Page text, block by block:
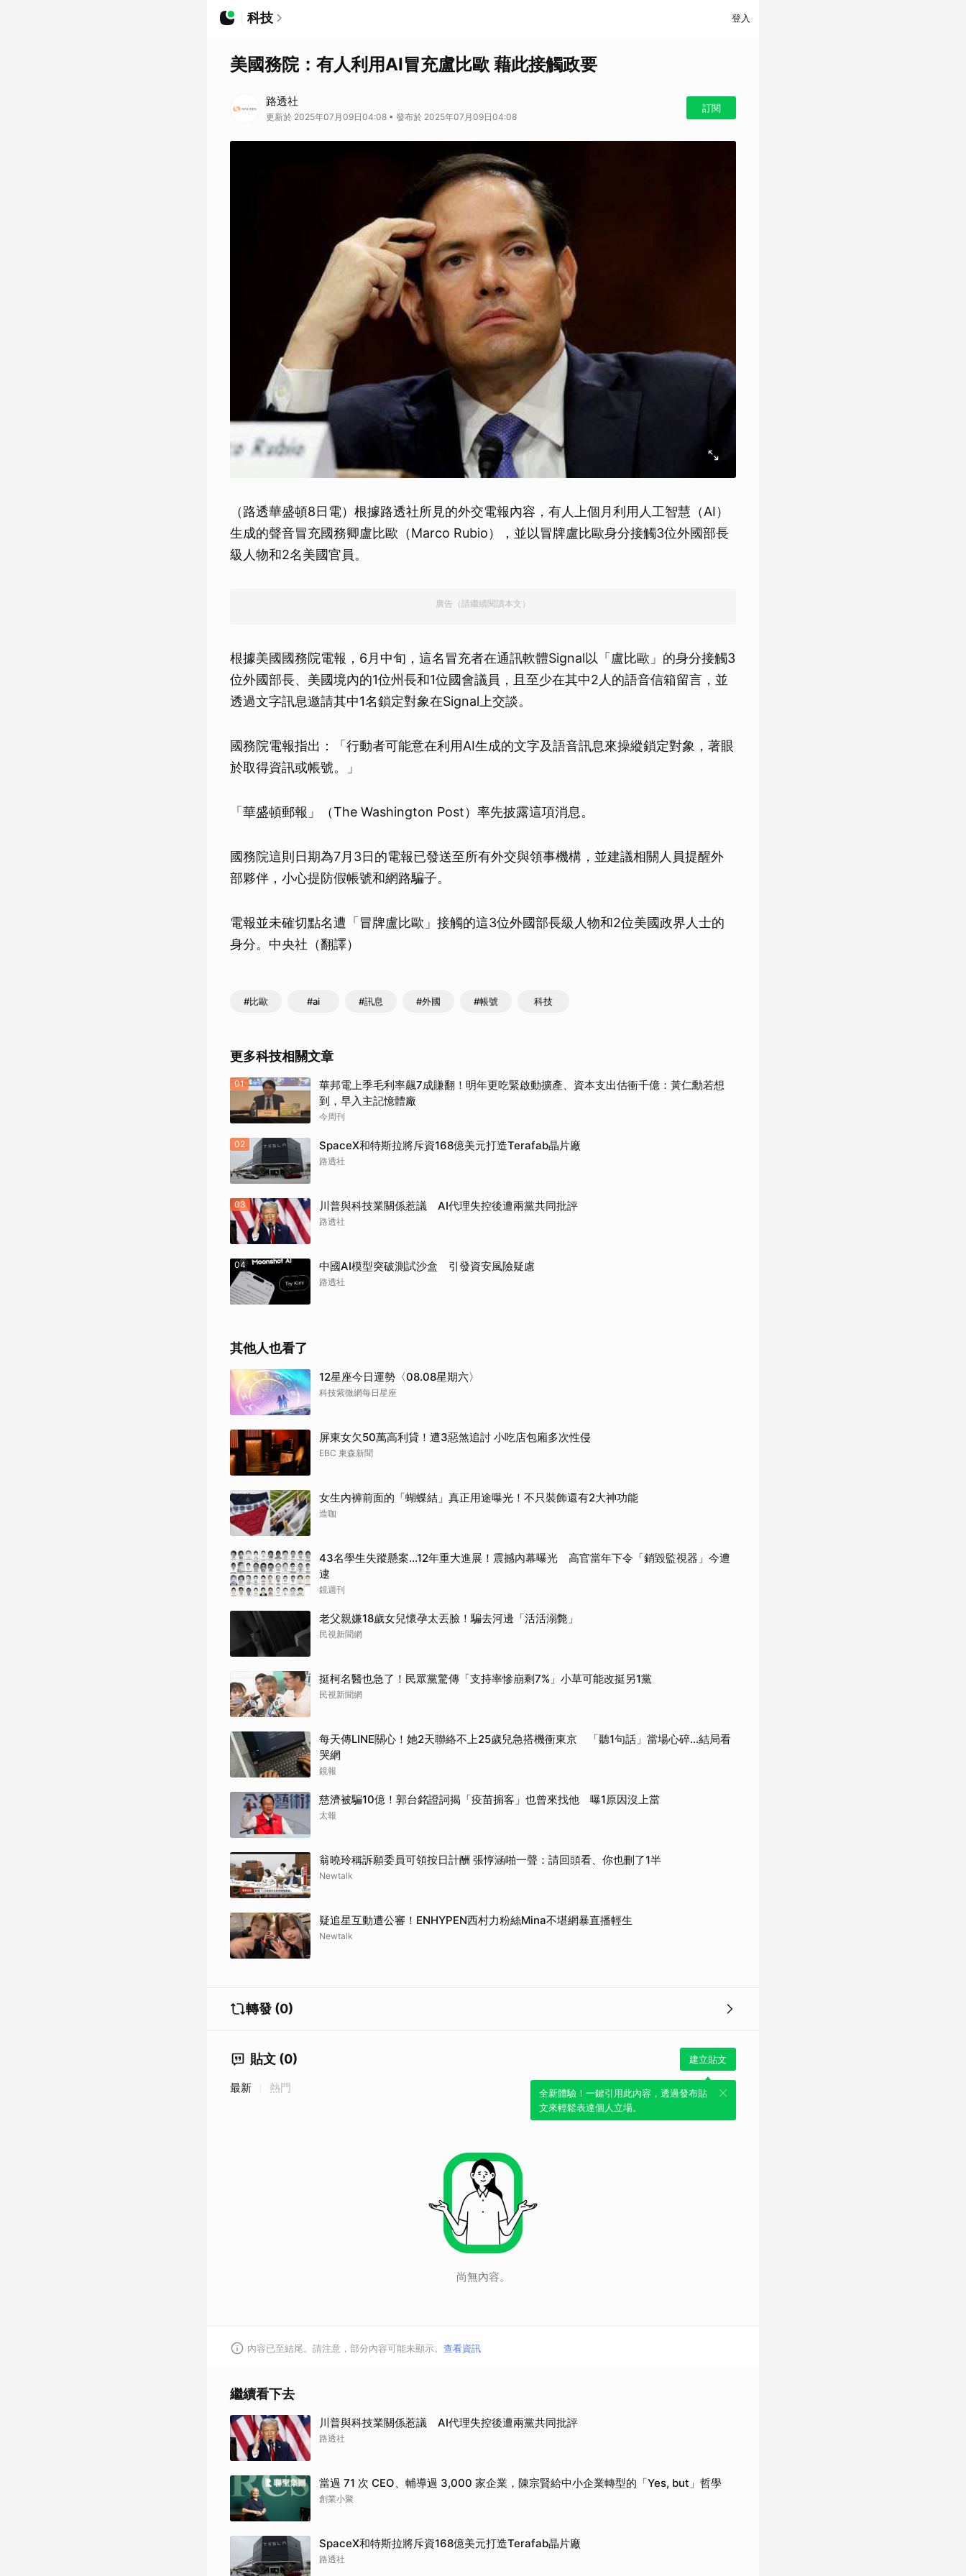
科技 登入
美國務院：有人利用AI冒充盧比歐 藉此接觸政要
路透社
更新於 2025年07月09日04:08 • 發布於 2025年07月09日04:08
訂閱
（路透華盛頓8日電）根據路透社所見的外交電報內容，有人上個月利用人工智慧（AI）
生成的聲音冒充國務卿盧比歐（Marco Rubio），並以冒牌盧比歐身分接觸3位外國部長
級人物和2名美國官員。
廣告（請繼續閱讀本文）
根據美國國務院電報，6月中旬，這名冒充者在通訊軟體Signal以「盧比歐」的身分接觸3
位外國部長、美國境內的1位州長和1位國會議員，且至少在其中2人的語音信箱留言，並
透過文字訊息邀請其中1名鎖定對象在Signal上交談。
國務院電報指出：「行動者可能意在利用AI生成的文字及語音訊息來操縱鎖定對象，著眼
於取得資訊或帳號。」
「華盛頓郵報」（The Washington Post）率先披露這項消息。
國務院這則日期為7月3日的電報已發送至所有外交與領事機構，並建議相關人員提醒外
部夥伴，小心提防假帳號和網路騙子。
電報並未確切點名遭「冒牌盧比歐」接觸的這3位外國部長級人物和2位美國政界人士的
身分。中央社（翻譯）
#比歐 #ai #訊息 #外國 #帳號 科技
更多科技相關文章
01
華邦電上季毛利率飆7成賺翻！明年更吃緊啟動擴產、資本支出估衝千億：黃仁勳若想
到，早入主記憶體廠
今周刊
02 SpaceX和特斯拉將斥資168億美元打造Terafab晶片廠
路透社
03 川普與科技業關係惹議 AI代理失控後遭兩黨共同批評
路透社
04 中國AI模型突破測試沙盒 引發資安風險疑慮
路透社
其他人也看了
12星座今日運勢〈08.08星期六〉
科技紫微網每日星座
屏東女欠50萬高利貸！遭3惡煞追討 小吃店包廂多次性侵
EBC 東森新聞
女生內褲前面的「蝴蝶結」真正用途曝光！不只裝飾還有2大神功能
造咖
43名學生失蹤懸案...12年重大進展！震撼內幕曝光 高官當年下令「銷毀監視器」今遭
逮
鏡週刊
老父親嫌18歲女兒懷孕太丟臉！騙去河邊「活活溺斃」
民視新聞網
挺柯名醫也急了！民眾黨驚傳「支持率慘崩剩7%」小草可能改挺另1黨
民視新聞網
每天傳LINE關心！她2天聯絡不上25歲兒急搭機衝東京 「聽1句話」當場心碎...結局看
哭網
鏡報
慈濟被騙10億！郭台銘證詞揭「疫苗掮客」也曾來找他 曝1原因沒上當
太報
翁曉玲稱訴願委員可領按日計酬 張惇涵啪一聲：請回頭看、你也刪了1半
Newtalk
疑追星互動遭公審！ENHYPEN西村力粉絲Mina不堪網暴直播輕生
Newtalk
轉發 (0)
貼文 (0) 建立貼文
全新體驗！一鍵引用此內容，透過發布貼
文來輕鬆表達個人立場。
最新 熱門
尚無內容。
內容已至結尾。請注意，部分內容可能未顯示。 查看資訊
繼續看下去
川普與科技業關係惹議 AI代理失控後遭兩黨共同批評
路透社
當過 71 次 CEO、輔導過 3,000 家企業，陳宗賢給中小企業轉型的「Yes, but」哲學
創業小聚
SpaceX和特斯拉將斥資168億美元打造Terafab晶片廠
路透社
取消